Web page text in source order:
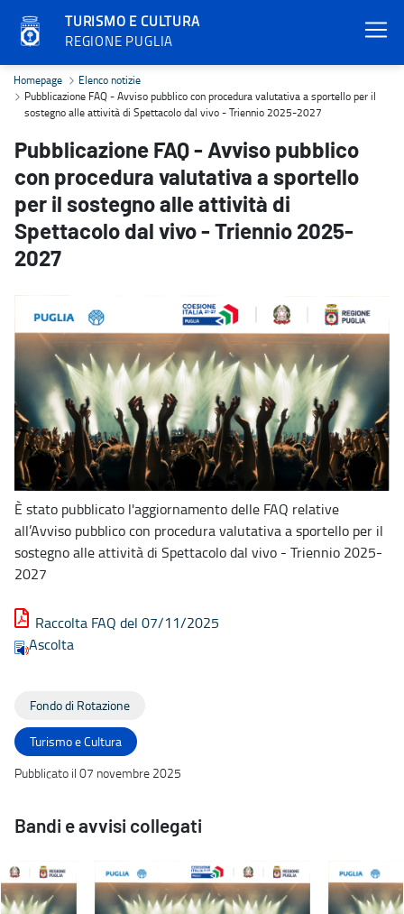
TURISMO E CULTURA
REGIONE PUGLIA
Pubblicazione FAQ - Avviso pubblico con procedura valutativa
Homepage
Elenco notizie
Pubblicazione FAQ - Avviso pubblico con procedura valutativa a sportello per il
sostegno alle attività di Spettacolo dal vivo - Triennio 2025-2027
Pubblicazione FAQ - Avviso pubblico
con procedura valutativa a sportello
per il sostegno alle attività di
Spettacolo dal vivo - Triennio 2025-
2027
È stato pubblicato l'aggiornamento delle FAQ relative
all’Avviso pubblico con procedura valutativa a sportello per il
sostegno alle attività di Spettacolo dal vivo - Triennio 2025-
2027
Raccolta FAQ del 07/11/2025
Ascolta
Fondo di Rotazione
Turismo e Cultura
Pubblicato il 07 novembre 2025
Bandi e avvisi collegati